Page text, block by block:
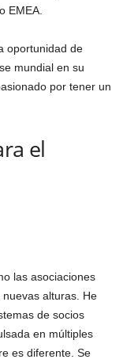
EMEA.
oportunidad de
mundial en su
por tener un
el
las asociaciones
alturas. He
de socios
en múltiples
es diferente. Se